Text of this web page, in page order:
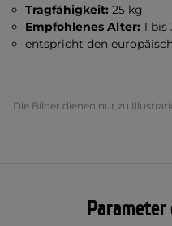
Tragfähigkeit:25 kg
Empfohlenes Alter:1 bis
entspricht den
Die Bilder dienen nur zu